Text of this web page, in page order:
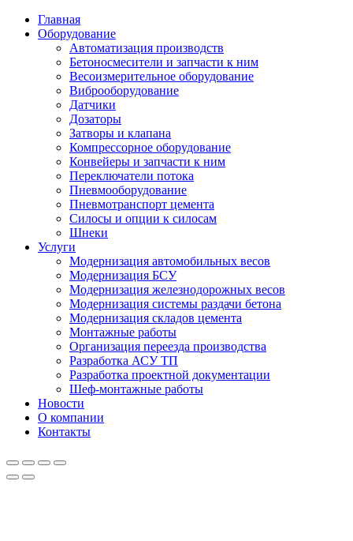
Главная
Оборудование
Автоматизация производств
Бетоносмесители и запчасти к ним
Весоизмерительное оборудование
Виброоборудование
Датчики
Дозаторы
Затворы и клапана
Компрессорное оборудование
Конвейеры и запчасти к ним
Переключатели потока
Пневмооборудование
Пневмотранспорт цемента
Силосы и опции к силосам
Шнеки
Услуги
Модернизация автомобильных весов
Модернизация БСУ
Модернизация железнодорожных весов
Модернизация системы раздачи бетона
Модернизация складов цемента
Монтажные работы
Организация переезда производства
Разработка АСУ ТП
Разработка проектной документации
Шеф-монтажные работы
Новости
О компании
Контакты